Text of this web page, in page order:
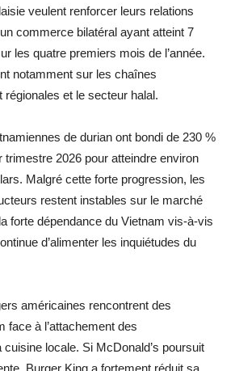
veulent renforcer leurs relations
commerce bilatéral ayant atteint 7
les quatre premiers mois de l’année.
notamment sur les chaînes
régionales et le secteur halal.
de durian ont bondi de 230 %
trimestre 2026 pour atteindre environ
Malgré cette forte progression, les
restent instables sur le marché
forte dépendance du Vietnam vis-à-vis
d’alimenter les inquiétudes du
américaines rencontrent des
face à l’attachement des
locale. Si McDonald’s poursuit
Burger King a fortement réduit sa